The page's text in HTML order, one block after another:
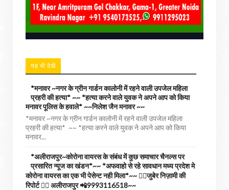
यह भी देखें
*मनावर ~नगर के ग्रीन गार्डन कालोनी में रहने वाली उपजेल महिला
प्रहरी की हत्या* ~~ *हत्या करने वाले युवक ने अपने आप को किया
मनावर पूलिस के हवाले* ~~निलेश जैन मनावर ~~
*मनावर ~नगर के ग्रीन गार्डन कालोनी में रहने वाली उपजेल महिला
प्रहरी की हत्या* ~~ *हत्या करने वाले युवक ने अपने आप को किया
मनावर...
*अलीराजपुर~कोरोना वायरस के संबंध में कुछ समाचार चैनल्स पर
प्रसारित न्यूज का खंडन*~~ *अफवाहो से रहे सावधान मध्य प्रदेश मे
कोरोना वायरस का एक भी पेसेन्ट नही मिला*~~ ✍🏻जुबेर निज़ामी की
रिपोर्ट ✍🏻 अलीराजपुर 📲9993116518~~